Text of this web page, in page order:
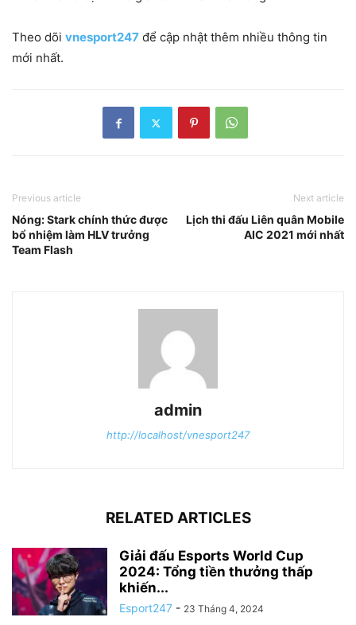
Theo dõi vnesport247 để cập nhật thêm nhiều thông tin
mới nhất.
Previous article
Nóng: Stark chính thức được
bổ nhiệm làm HLV trưởng
Team Flash
Next article
Lịch thi đấu Liên quân Mobile
AIC 2021 mới nhất
admin
http://localhost/vnesport247
RELATED ARTICLES
Giải đấu Esports World Cup
2024: Tổng tiền thưởng thấp
khiến...
Esport247 - 23 Tháng 4, 2024